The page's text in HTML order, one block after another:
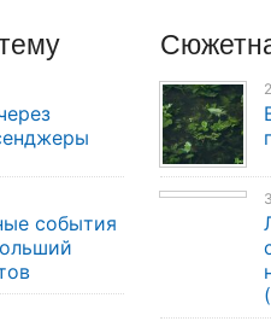
события